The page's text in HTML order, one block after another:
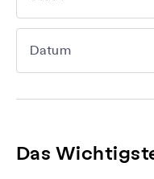
Datum
Das